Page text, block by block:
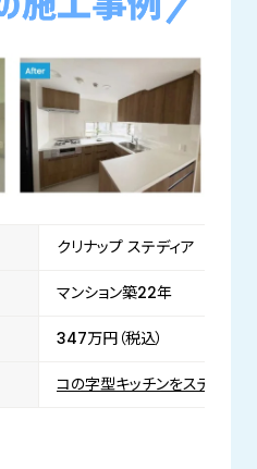
クリナップ ステディア
マンション築22年
347万円（税込）
コの字型キッチンをステディア